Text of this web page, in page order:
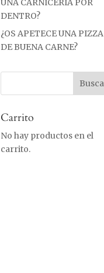
UNA CARNICERÍA POR
DENTRO?
¿OS APETECE UNA PIZZA
DE BUENA CARNE?
Carrito
No hay productos en el
carrito.